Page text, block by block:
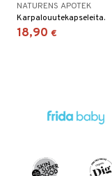
NATURENS APOTEK
Karpalouutekapseleita.
18,90 €